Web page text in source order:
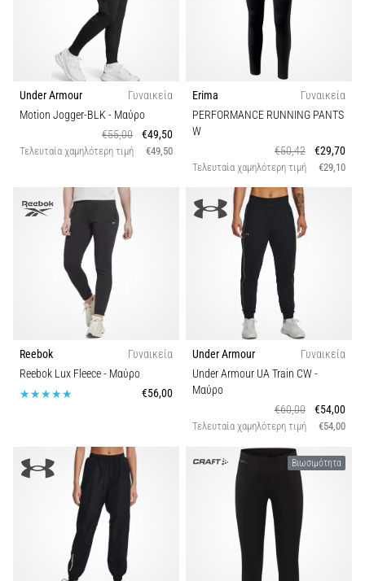
Under Armour
Γυναικεία
Motion Jogger-BLK- Μαύρο
€55,00
€49,50
Τελευταία χαμηλότερη τιμή €49,50
Erima
Γυναικεία
PERFORMANCE RUNNING PANTS
W
€50,42
€29,70
Τελευταία χαμηλότερη τιμή €29,10
Reebok
Γυναικεία
Reebok Lux Fleece- Μαύρο
€56,00
Under Armour
Γυναικεία
Under Armour UA Train CW-
Μαύρο
€60,00
€54,00
Τελευταία χαμηλότερη τιμή €54,00
Βιωσιμότητα